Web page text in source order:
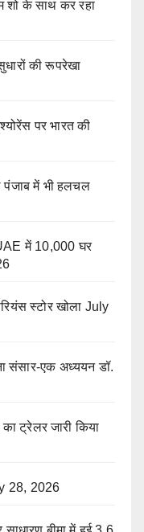
शो के साथ कर रहा
की रूपरेखा
पर भारत की
पंजाब में भी हलचल
में 10,000 घर
स्टोर खोला July
संसार-एक अध्ययन डॉ.
ट्रेलर जारी किया
28, 2026